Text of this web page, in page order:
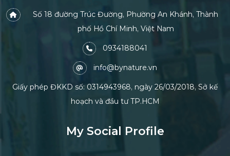
Số 18 đường Trúc Đường, Phường An Khánh, Thành
phố Hồ Chí Minh, Việt Nam
0934188041
info@bynature.vn
Giấy phép ĐKKD số: 0314943968, ngày 26/03/2018, Sở kế
hoạch và đầu tư TP.HCM
My Social Profile